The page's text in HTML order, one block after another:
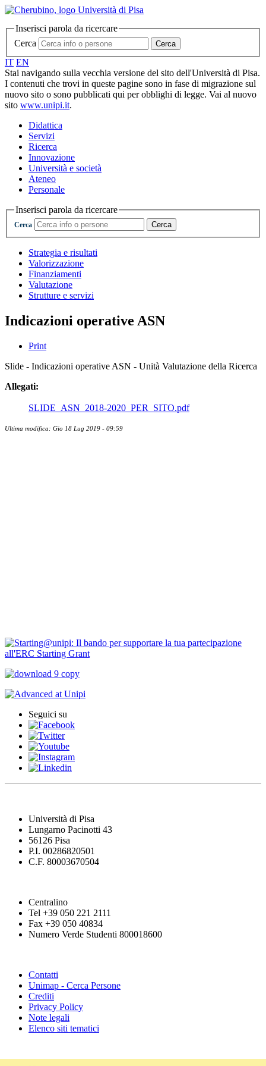
Inserisci parola da ricercare
Cerca
Cerca
IT EN
Stai navigando sulla vecchia versione del sito dell'Università di Pisa.
I contenuti che trovi in queste pagine sono in fase di migrazione sul
nuovo sito o sono pubblicati qui per obblighi di legge. Vai al nuovo
sito www.unipi.it.
Didattica
Servizi
Ricerca
Innovazione
Università e società
Ateneo
Personale
Inserisci parola da ricercare
Cerca Cerca
Strategia e risultati
Valorizzazione
Finanziamenti
Valutazione
Strutture e servizi
Indicazioni operative ASN
Print
Slide - Indicazioni operative ASN - Unità Valutazione della Ricerca
Allegati:
SLIDE_ASN_2018-2020_PER_SITO.pdf
Ultima modifica: Gio 18 Lug 2019 - 09:59
Seguici su
Università di Pisa
Lungarno Pacinotti 43
56126 Pisa
P.I. 00286820501
C.F. 80003670504
Centralino
Tel +39 050 221 2111
Fax +39 050 40834
Numero Verde Studenti 800018600
Contatti
Unimap - Cerca Persone
Crediti
Privacy Policy
Note legali
Elenco siti tematici